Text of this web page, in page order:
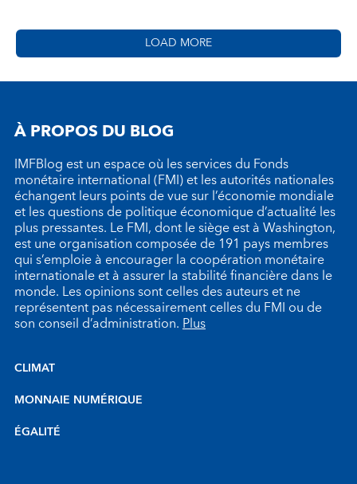
LOAD MORE
À PROPOS DU BLOG
IMFBlog est un espace où les services du Fonds
monétaire international (FMI) et les autorités nationales
échangent leurs points de vue sur l’économie mondiale
et les questions de politique économique d’actualité les
plus pressantes. Le FMI, dont le siège est à Washington,
est une organisation composée de 191 pays membres
qui s’emploie à encourager la coopération monétaire
internationale et à assurer la stabilité financière dans le
monde. Les opinions sont celles des auteurs et ne
représentent pas nécessairement celles du FMI ou de
son conseil d’administration.Plus
CLIMAT
MONNAIE NUMÉRIQUE
ÉGALITÉ